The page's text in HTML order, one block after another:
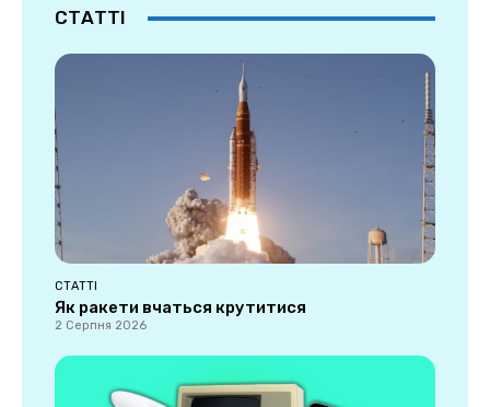
СТАТТІ
СТАТТІ
Як ракети вчаться крутитися
2 Серпня 2026